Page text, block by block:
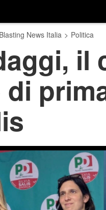
Blasting News Italia > Politica
il